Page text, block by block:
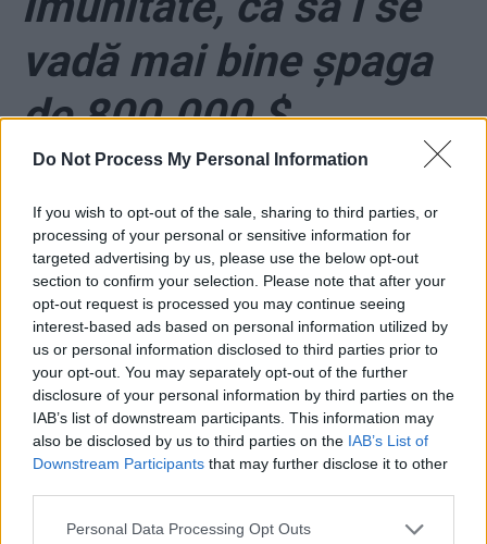
Do Not Process My Personal Information
If you wish to opt-out of the sale, sharing to third parties, or
processing of your personal or sensitive information for
targeted advertising by us, please use the below opt-out
section to confirm your selection. Please note that after your
opt-out request is processed you may continue seeing
interest-based ads based on personal information utilized by
us or personal information disclosed to third parties prior to
your opt-out. You may separately opt-out of the further
disclosure of your personal information by third parties on the
IAB’s list of downstream participants. This information may
also be disclosed by us to third parties on the IAB’s List of
Downstream Participants that may further disclose it to other
Personal Data Processing Opt Outs
vadă mai bine șpaga
de 800.000 $
*A fost arestată falsa
psiholoagă din
Târgoviște, nevasta
polițistului-șef care a
închis orașul pentru
Dragnea
Moartea unei